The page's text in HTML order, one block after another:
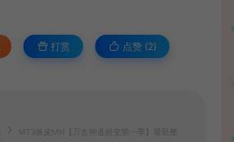
打赏 点赞 (2)
MT3换皮MH【万古神道超变第一季】最新整